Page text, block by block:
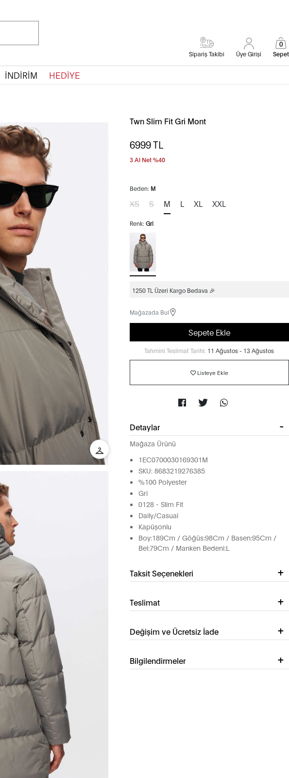
Sipariş Takibi Üye Girişi Sepet
0
İNDİRİM HEDİYE
Twn Slim Fit Gri Mont
6999TL
3 Al Net %40
Beden: M
XS S M L XL XXL
Renk: Gri
1250 TL Üzeri Kargo Bedava 🎉
Mağazada Bul
Sepete Ekle
Tahmini Teslimat Tarihi: 11 Ağustos - 13 Ağustos
Listeye Ekle
Detaylar
Mağaza Ürünü
1EC0700030169301M
SKU: 8683219276385
%100 Polyester
Gri
0128 - Slim Fit
Daily/Casual
Kapüşonlu
Boy:189Cm / Göğüs:98Cm / Basen:95Cm /
Bel:79Cm / Manken Bedeni:L
Taksit Seçenekleri
Teslimat
Değişim ve Ücretsiz İade
Bilgilendirmeler